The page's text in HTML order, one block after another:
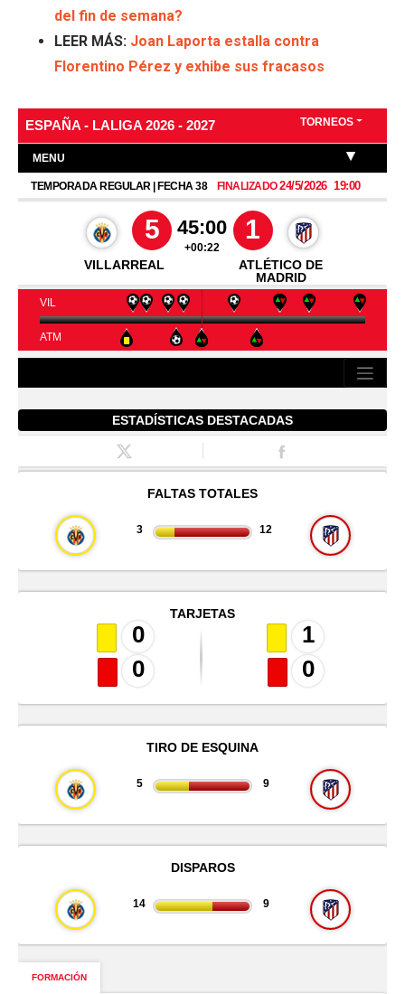
del fin de semana?
LEER MÁS: Joan Laporta estalla contra
Florentino Pérez y exhibe sus fracasos